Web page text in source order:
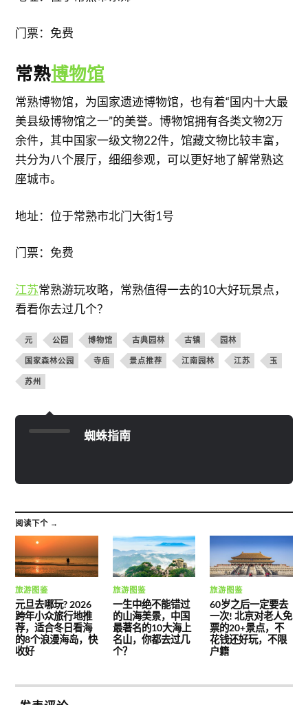
门票：免费
常熟博物馆
常熟博物馆，为国家遗迹博物馆，也有着“国内十大最
美县级博物馆之一”的美誉。博物馆拥有各类文物2万
余件，其中国家一级文物22件，馆藏文物比较丰富，
共分为八个展厅，细细参观，可以更好地了解常熟这
座城市。
地址：位于常熟市北门大街1号
门票：免费
江苏常熟游玩攻略，常熟值得一去的10大好玩景点，
看看你去过几个？
元 公园 博物馆 古典园林 古镇 园林
国家森林公园 寺庙 景点推荐 江南园林 江苏 玉
苏州
蜘蛛指南
阅读下个 →
旅游图鉴
元旦去哪玩? 2026
跨年小众旅行地推
荐，适合冬日看海
的8个浪漫海岛，快
收好
旅游图鉴
一生中绝不能错过
的山海美景，中国
最著名的10大海上
名山，你都去过几
个？
旅游图鉴
60岁之后一定要去
一次! 北京对老人免
票的20+景点，不
花钱还好玩，不限
户籍